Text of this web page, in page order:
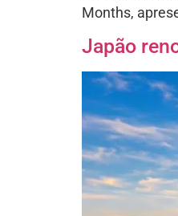
Months,
Japão